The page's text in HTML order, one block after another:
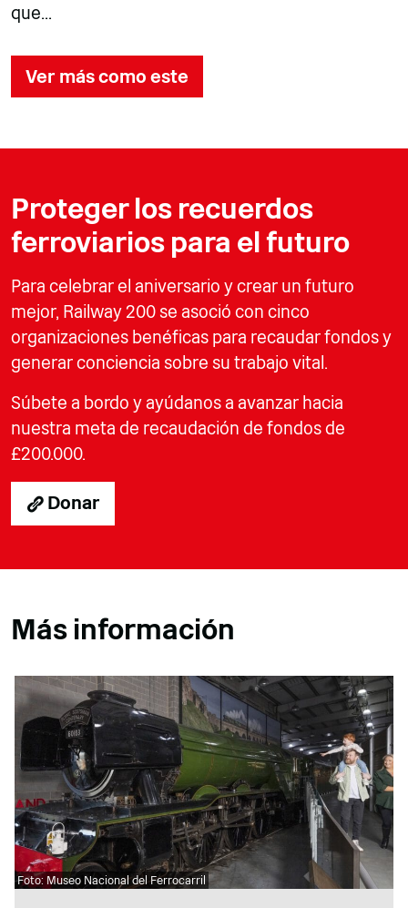
que...
Ver más como este
Proteger los recuerdos
ferroviarios para el futuro
Para celebrar el aniversario y crear un futuro
mejor, Railway 200 se asoció con cinco
organizaciones benéficas para recaudar fondos y
generar conciencia sobre su trabajo vital.
Súbete a bordo y ayúdanos a avanzar hacia
nuestra meta de recaudación de fondos de
£200.000.
Donar
Más información
Foto: Museo Nacional del Ferrocarril